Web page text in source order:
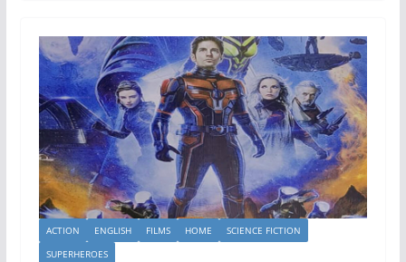
ACTION ENGLISH FILMS HOME
SCIENCE FICTION
SUPERHEROES